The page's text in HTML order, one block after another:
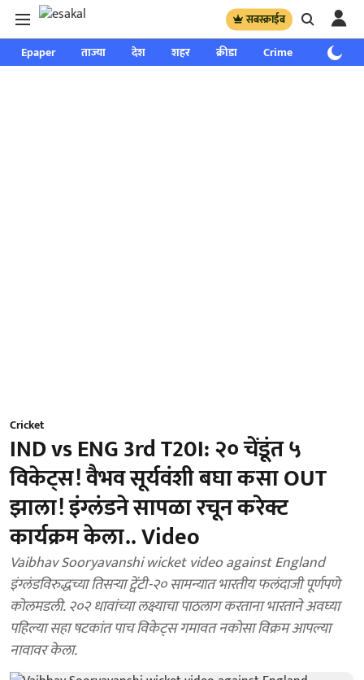
सबस्क्राईब
Epaper ताज्या देश शहर क्रीडा Crime साप्ताहिक
Cricket
IND vs ENG 3rd T20I: २० चेंडूंत ५
विकेट्स! वैभव सूर्यवंशी बघा कसा OUT
झाला! इंग्लंडने सापळा रचून करेक्ट
कार्यक्रम केला.. Video
Vaibhav Sooryavanshi wicket video against England
इंग्लंडविरुद्धच्या तिसऱ्या ट्वेंटी-२० सामन्यात भारतीय फलंदाजी पूर्णपणे
कोलमडली. २०२ धावांच्या लक्ष्याचा पाठलाग करताना भारताने अवघ्या
पहिल्या सहा षटकांत पाच विकेट्स गमावत नकोसा विक्रम आपल्या
नावावर केला.